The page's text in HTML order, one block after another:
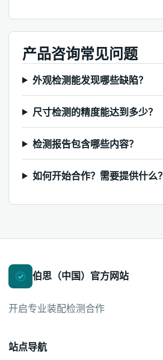
产品咨询常见问题
外观检测能发现哪些缺陷？
尺寸检测的精度能达到多少？
检测报告包含哪些内容？
如何开始合作？需要提供什么？
伯思（中国）官方网站
开启专业装配检测合作
站点导航